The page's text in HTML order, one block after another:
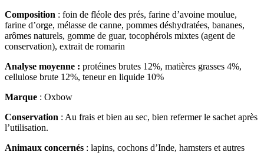
Composition : foin de fléole des prés, farine d’avoine moulue,
farine d’orge, mélasse de canne, pommes déshydratées, bananes,
arômes naturels, gomme de guar, tocophérols mixtes (agent de
conservation), extrait de romarin
Analyse moyenne : protéines brutes 12%, matières grasses 4%,
cellulose brute 12%, teneur en liquide 10%
Marque : Oxbow
Conservation : Au frais et bien au sec, bien refermer le sachet après
l’utilisation.
Animaux concernés : lapins, cochons d’Inde, hamsters et autres